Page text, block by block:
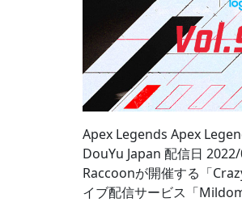
Apex Legends Apex
DouYu Japan 配信日
Raccoonが開催する「
イブ配信サービス「